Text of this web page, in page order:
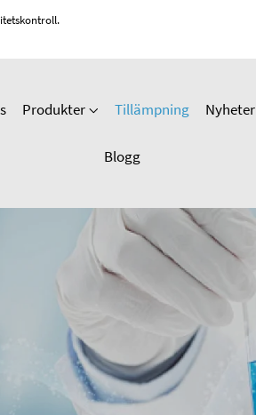
Produkter Tillämpning Nyheter
Blogg